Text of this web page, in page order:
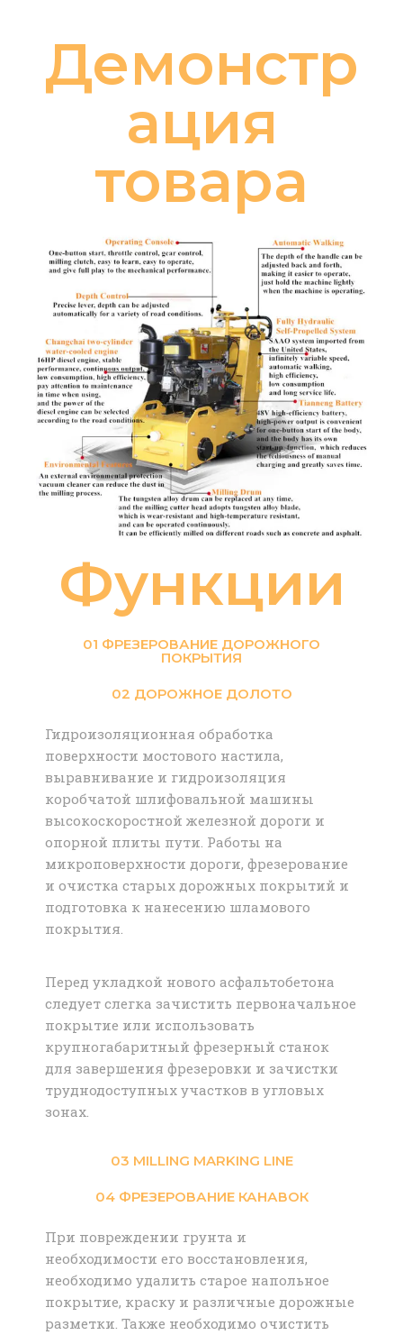
Демонстр
ация
товара
Функции
01 ФРЕЗЕРОВАНИЕ ДОРОЖНОГО
ПОКРЫТИЯ
02 ДОРОЖНОЕ ДОЛОТО
Гидроизоляционная обработка
поверхности мостового настила,
выравнивание и гидроизоляция
коробчатой ​​шлифовальной машины
высокоскоростной железной дороги и
опорной плиты пути. Работы на
микроповерхности дороги, фрезерование
и очистка старых дорожных покрытий и
подготовка к нанесению шламового
покрытия.
Перед укладкой нового асфальтобетона
следует слегка зачистить первоначальное
покрытие или использовать
крупногабаритный фрезерный станок
для завершения фрезеровки и зачистки
труднодоступных участков в угловых
зонах.
03 MILLING MARKING LINE
04 ФРЕЗЕРОВАНИЕ КАНАВОК
При повреждении грунта и
необходимости его восстановления,
необходимо удалить старое напольное
покрытие, краску и различные дорожные
разметки. Также необходимо очистить